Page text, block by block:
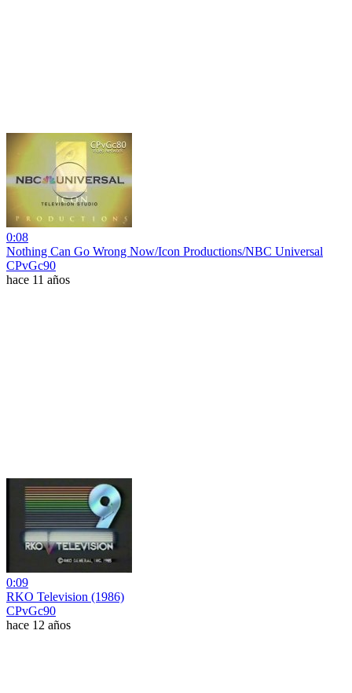
0:08
Nothing Can Go Wrong Now/Icon Productions/NBC Universal
CPvGc90
hace 11 años
0:09
RKO Television (1986)
CPvGc90
hace 12 años